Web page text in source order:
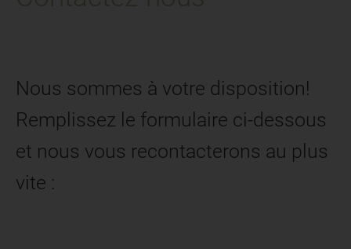
Nous sommes à votre disposition!
Remplissez le formulaire ci-dessous
et nous vous recontacterons au plus
vite :